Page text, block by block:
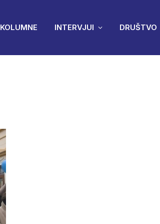
KOLUMNE INTERVJUI DRUŠTVO